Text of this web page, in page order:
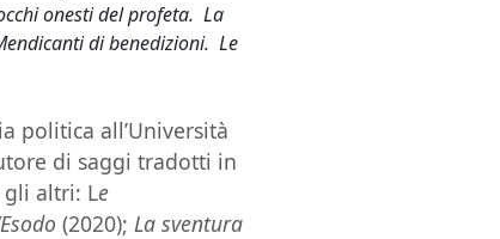
onesti del profeta. La
di benedizioni. Le
politica all’Università
di saggi tradotti in
gli altri: Le
(2020);La sventura